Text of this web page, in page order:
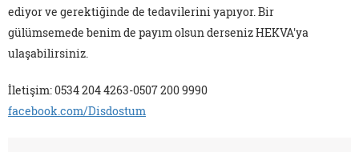
ediyor ve gerektiğinde de tedavilerini yapıyor. Bir
gülümsemede benim de payım olsun derseniz HEKVA'ya
ulaşabilirsiniz.
İletişim: 0534 204 4263-0507 200 9990
facebook.com/Disdostum